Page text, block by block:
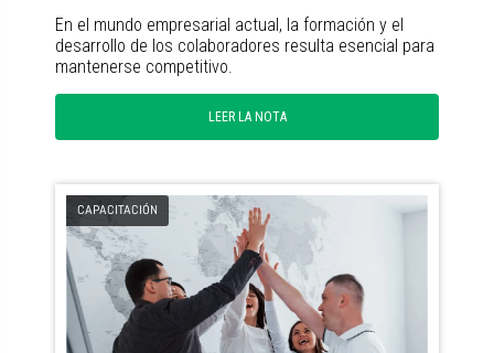
En el mundo empresarial actual, la formación y el
desarrollo de los colaboradores resulta esencial para
mantenerse competitivo.
LEER LA NOTA
CAPACITACIÓN